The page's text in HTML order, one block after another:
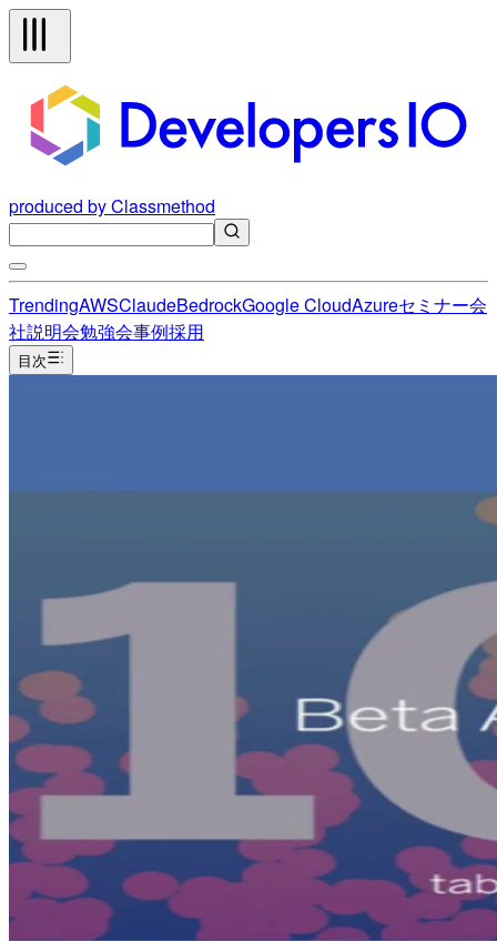
produced by Classmethod
TrendingAWSClaudeBedrockGoogle CloudAzureセミナー会
社説明会勉強会事例採用
目次